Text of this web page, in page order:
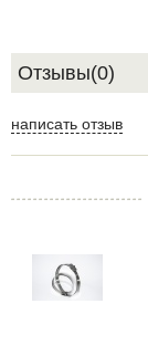
Отзывы(0)
написать отзыв